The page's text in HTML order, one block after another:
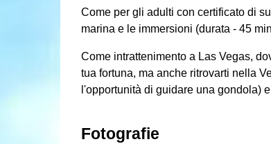
Come per gli adulti con certificato di
marina e le immersioni (durata - 45
Come intrattenimento a Las Vegas,
tua fortuna, ma anche ritrovarti nella
l'opportunità di guidare una gondola)
Fotografie